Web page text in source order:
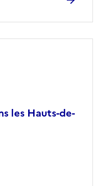
les Hauts-de-